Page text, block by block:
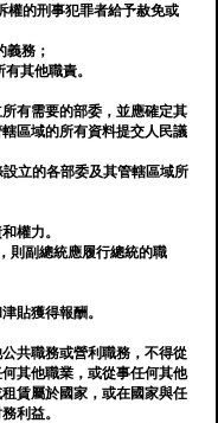
權的刑事犯罪者給予赦免或
務；
其他職責。
有需要的部委，並應確定其
區域的所有資料提交人民議
立的各部委及其管轄區域所
權力。
則副總統應履行總統的職
貼獲得報酬。
共職務或營利職務，不得從
其他職業，或從事任何其他
賃屬於國家，或在國家與任
利益。